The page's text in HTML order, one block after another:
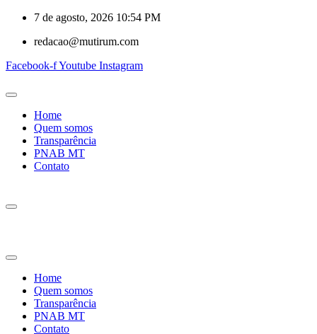
7 de agosto, 2026 10:54 PM
redacao@mutirum.com
Facebook-fYoutube Instagram
Home
Quem somos
Transparência
PNAB MT
Contato
Home
Quem somos
Transparência
PNAB MT
Contato